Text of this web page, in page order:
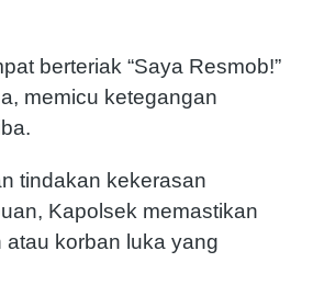
berteriak “Saya Resmob!”
memicu ketegangan
tindakan kekerasan
Kapolsek memastikan
atau korban luka yang